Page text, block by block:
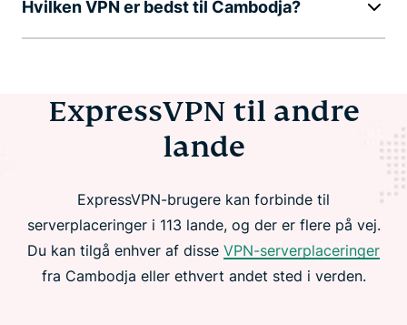
Hvilken VPN er bedst til Cambodja?
ExpressVPN til andre
lande
ExpressVPN-brugere kan forbinde til
serverplaceringer i 113 lande, og der er flere på vej.
Du kan tilgå enhver af disse VPN-serverplaceringer
fra Cambodja eller ethvert andet sted i verden.